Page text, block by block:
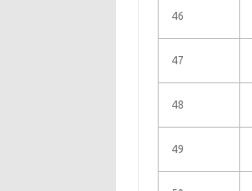
46
47
48
49